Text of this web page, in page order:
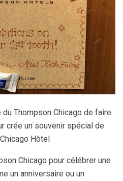
Thompson Chicago de faire
crée un souvenir spécial de
Hôtel
Chicago pour célébrer une
un anniversaire ou un